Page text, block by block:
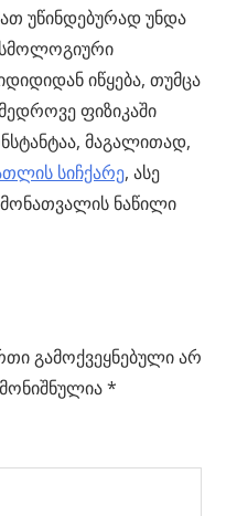
უწინდებურად უნდა
იწყება, თუმცა
ფიზიკაში
მაგალითად,
სიჩქარე, ასე
ნაწილი
გამოქვეყნებული არ
*